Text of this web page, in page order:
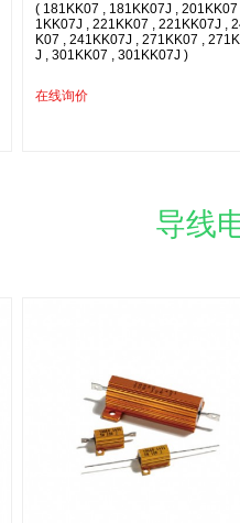
( 181KK07 , 181KK07J , 201KK07
1KK07J , 221KK07 , 221KK07J ,
K07 , 241KK07J , 271KK07 ,
J , 301KK07 , 301KK07J )
在线询价
导线